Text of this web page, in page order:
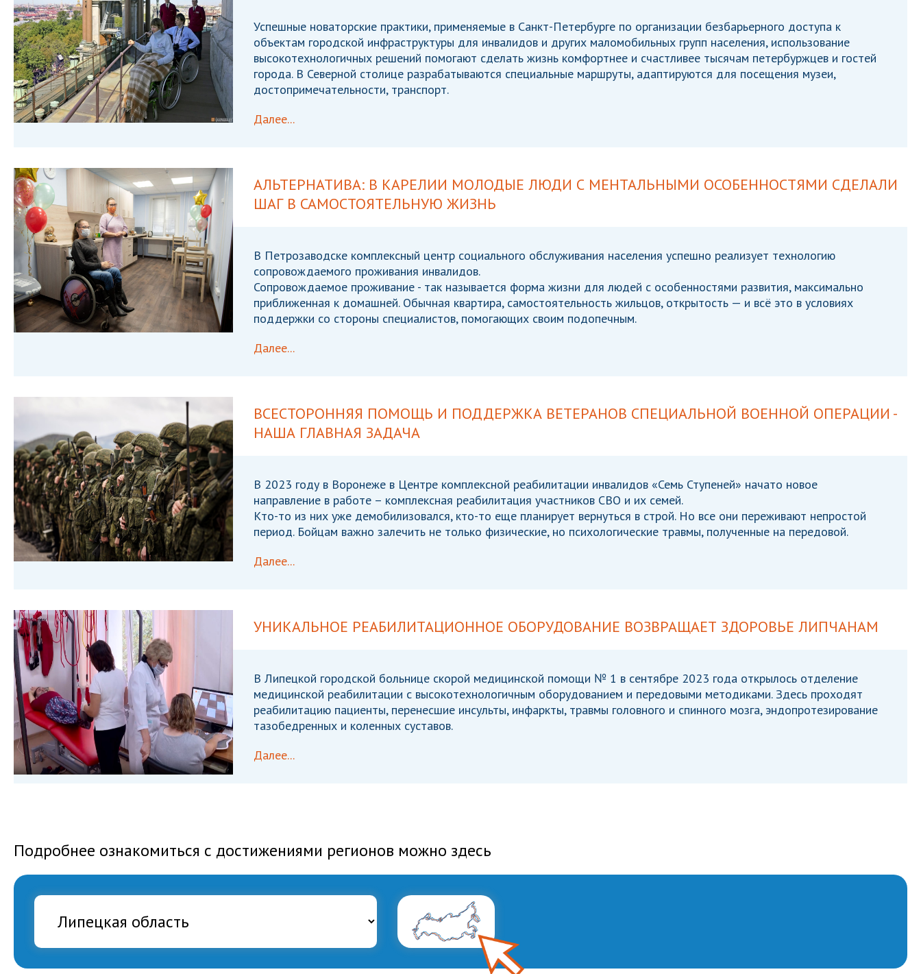
Успешные новаторские практики, применяемые в Санкт-Петербурге по организации безбарьерного доступа к
объектам городской инфраструктуры для инвалидов и других маломобильных групп населения, использование
высокотехнологичных решений помогают сделать жизнь комфортнее и счастливее тысячам петербуржцев и гостей
города. В Северной столице разрабатываются специальные маршруты, адаптируются для посещения музеи,
достопримечательности, транспорт.
Далее...
АЛЬТЕРНАТИВА: В КАРЕЛИИ МОЛОДЫЕ ЛЮДИ С МЕНТАЛЬНЫМИ ОСОБЕННОСТЯМИ СДЕЛАЛИ
ШАГ В САМОСТОЯТЕЛЬНУЮ ЖИЗНЬ
В Петрозаводске комплексный центр социального обслуживания населения успешно реализует технологию
сопровождаемого проживания инвалидов.
Сопровождаемое проживание - так называется форма жизни для людей с особенностями развития, максимально
приближенная к домашней. Обычная квартира, самостоятельность жильцов, открытость — и всё это в условиях
поддержки со стороны специалистов, помогающих своим подопечным.
Далее...
ВСЕСТОРОННЯЯ ПОМОЩЬ И ПОДДЕРЖКА ВЕТЕРАНОВ СПЕЦИАЛЬНОЙ ВОЕННОЙ ОПЕРАЦИИ -
НАША ГЛАВНАЯ ЗАДАЧА
В 2023 году в Воронеже в Центре комплексной реабилитации инвалидов «Семь Ступеней» начато новое
направление в работе – комплексная реабилитация участников СВО и их семей.
Кто-то из них уже демобилизовался, кто-то еще планирует вернуться в строй. Но все они переживают непростой
период. Бойцам важно залечить не только физические, но психологические травмы, полученные на передовой.
Далее...
УНИКАЛЬНОЕ РЕАБИЛИТАЦИОННОЕ ОБОРУДОВАНИЕ ВОЗВРАЩАЕТ ЗДОРОВЬЕ ЛИПЧАНАМ
В Липецкой городской больнице скорой медицинской помощи № 1 в сентябре 2023 года открылось отделение
медицинской реабилитации с высокотехнологичным оборудованием и передовыми методиками. Здесь проходят
реабилитацию пациенты, перенесшие инсульты, инфаркты, травмы головного и спинного мозга, эндопротезирование
тазобедренных и коленных суставов.
Далее...
Подробнее ознакомиться с достижениями регионов можно здесь